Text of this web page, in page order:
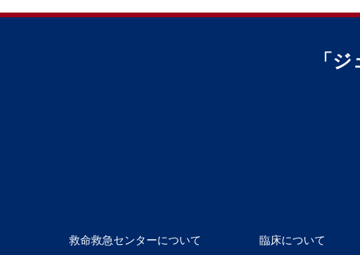
「
救命救急センターについて 臨床について